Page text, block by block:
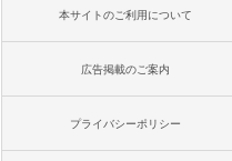
本サイトのご利用について
広告掲載のご案内
プライバシーポリシー